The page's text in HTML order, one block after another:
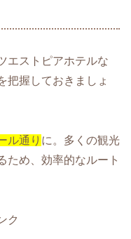
エストピアホテルな
把握しておきましょ
ル通り に。多くの観光
ため、効率的なルート
ク